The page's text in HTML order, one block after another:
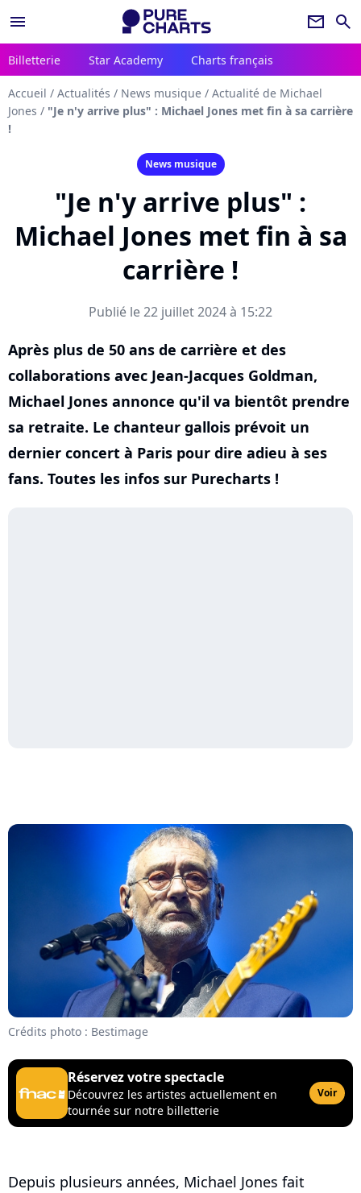
menu newsletter search
Billetterie Star Academy Charts français
Accueil / Actualités / News musique / Actualité de Michael
Jones / "Je n'y arrive plus" : Michael Jones met fin à sa carrière
!
News musique
"Je n'y arrive plus" :
Michael Jones met fin à sa
carrière !
Publié le 22 juillet 2024 à 15:22
Après plus de 50 ans de carrière et des
collaborations avec Jean-Jacques Goldman,
Michael Jones annonce qu'il va bientôt prendre
sa retraite. Le chanteur gallois prévoit un
dernier concert à Paris pour dire adieu à ses
fans. Toutes les infos sur Purecharts !
Crédits photo : Bestimage
Réservez votre spectacle
Découvrez les artistes actuellement en
tournée sur notre billetterie
Voir
Depuis plusieurs années, Michael Jones fait